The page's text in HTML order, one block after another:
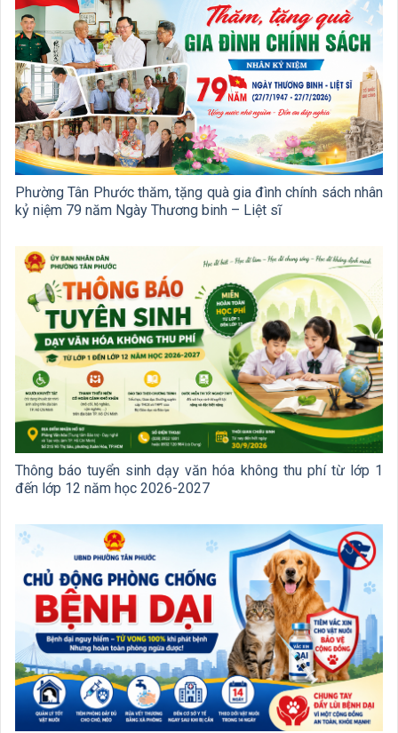
Phường Tân Phước thăm, tặng quà gia đình chính sách nhân
kỷ niệm 79 năm Ngày Thương binh – Liệt sĩ
Thông báo tuyển sinh dạy văn hóa không thu phí từ lớp 1
đến lớp 12 năm học 2026-2027